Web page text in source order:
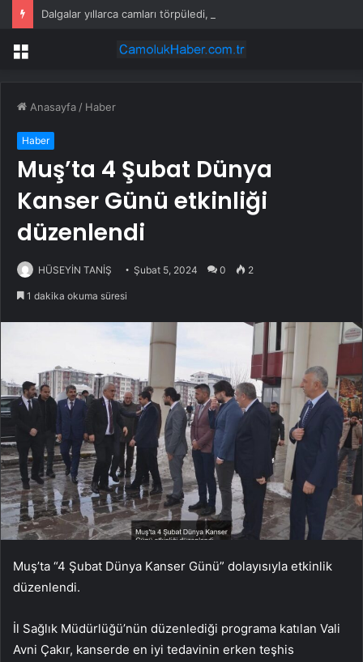
Menü
Anasayfa / Haber
Haber
Muş’ta 4 Şubat Dünya
Kanser Günü etkinliği
düzenlendi
HÜSEYİN TANİŞ Şubat 5, 2024 0 2
1 dakika okuma süresi
Muş’ta “4 Şubat Dünya Kanser Günü” dolayısıyla etkinlik
düzenlendi.
İl Sağlık Müdürlüğü’nün düzenlediği programa katılan Vali
Avni Çakır, kanserde en iyi tedavinin erken teşhis